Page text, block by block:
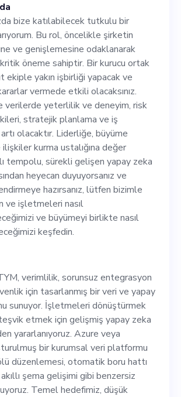
stratejik planlama
bir artı
Liderliğe, büyüme
ve ilişkiler kurma
değer veriyoruz.
sürekli
zeka ve veri
heyecan
ve değişimi
hazırsanız,
iletişime geçin
ve
birlikte nasıl
bize katılabilecek tutkulu bir
Bu rol, öncelikle şirketin
ve genişlemesine odaklanarak
kritik öneme sahiptir. Bir kurucu ortak
ekiple yakın işbirliği yapacak ve
vermede etkili olacaksınız.
verilerde yeterlilik ve deneyim, risk
stratejik planlama ve iş
olacaktır. Liderliğe, büyüme
kurma ustalığına değer
tempolu, sürekli gelişen yapay zeka
heyecan duyuyorsanız ve
hazırsanız, lütfen bizimle
ve işletmeleri nasıl
ve büyümeyi birlikte nasıl
keşfedin.
verimlilik, sorunsuz entegrasyon
için tasarlanmış bir veri ve yapay
sunuyor. İşletmeleri dönüştürmek
etmek için gelişmiş yapay zeka
yararlanıyoruz. Azure veya
bir kurumsal veri platformu
düzenlemesi, otomatik boru hattı
şema gelişimi gibi benzersiz
Temel hedefimiz, düşük